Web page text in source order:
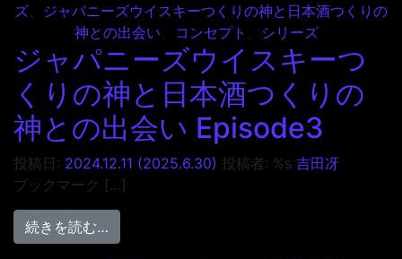
ズ、 ジャパニーズウイスキーつくりの神と日本酒つくりの
神との出会い、 コンセプト 、 シリーズ
ジャパニーズウイスキーつ
くりの神と日本酒つくりの
神との出会い Episode3
投稿日: 2024.12.11 (2025.6.30) 投稿者: %s 吉田冴
ブックマーク […]
続きを読む…